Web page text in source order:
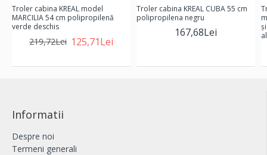
Troler cabina KREAL model
MARCILIA 54 cm polipropilenă
verde deschis
125,71Lei
219,72Lei
Troler cabina KREAL CUBA 55 cm
polipropilena negru
167,68Lei
Informatii
Despre noi
Termeni generali